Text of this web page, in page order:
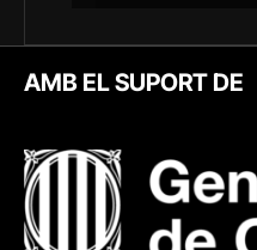
AMB EL SUPORT DE